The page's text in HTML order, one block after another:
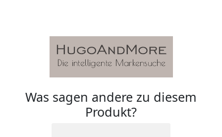
Was sagen andere zu diesem
Produkt?